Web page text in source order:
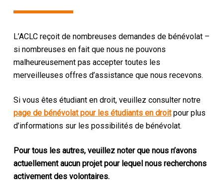
L’ACLC reçoit de nombreuses demandes de bénévolat –
si nombreuses en fait que nous ne pouvons
malheureusement pas accepter toutes les
merveilleuses offres d’assistance que nous recevons.
Si vous êtes étudiant en droit, veuillez consulter notre
page de bénévolat pour les étudiants en droitpour plus
d’informations sur les possibilités de bénévolat.
Pour tous les autres, veuillez noter que nous n’avons
actuellement aucun projet pour lequel nous recherchons
activement des volontaires.